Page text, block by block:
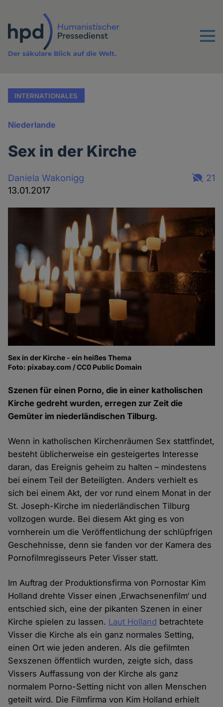
Inhalt
Menu
Der säkulare Blick auf die Welt.
INTERNATIONALES
Niederlande
Sex in der Kirche
Daniela Wakonigg
13.01.2017
21
Sex in der Kirche - ein heißes Thema
Foto: pixabay.com / CC0 Public Domain
Szenen für einen Porno, die in einer katholischen
Kirche gedreht wurden, erregen zur Zeit die
Gemüter im niederländischen Tilburg.
Wenn in katholischen Kirchenräumen Sex stattfindet,
besteht üblicherweise ein gesteigertes Interesse
daran, das Ereignis geheim zu halten – mindestens
bei einem Teil der Beteiligten. Anders verhielt es
sich bei einem Akt, der vor rund einem Monat in der
St. Joseph-Kirche im niederländischen Tilburg
vollzogen wurde. Bei diesem Akt ging es von
vornherein um die Veröffentlichung der schlüpfrigen
Geschehnisse, denn sie fanden vor der Kamera des
Pornofilmregisseurs Peter Visser statt.
Im Auftrag der Produktionsfirma von Pornostar Kim
Holland drehte Visser einen ‚Erwachsenenfilm‘ und
entschied sich, eine der pikanten Szenen in einer
Kirche spielen zu lassen. Laut Holland betrachtete
Visser die Kirche als ein ganz normales Setting,
einen Ort wie jeden anderen. Als die gefilmten
Sexszenen öffentlich wurden, zeigte sich, dass
Vissers Auffassung von der Kirche als ganz
normalem Porno-Setting nicht von allen Menschen
geteilt wird. Die Filmfirma von Kim Holland erhielt